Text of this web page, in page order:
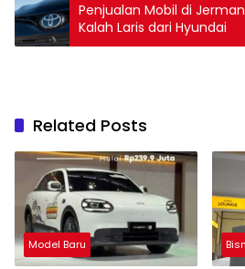
Penjualan Mobil di
Kalah Laris dari Hyundai
Related Posts
Model Baru